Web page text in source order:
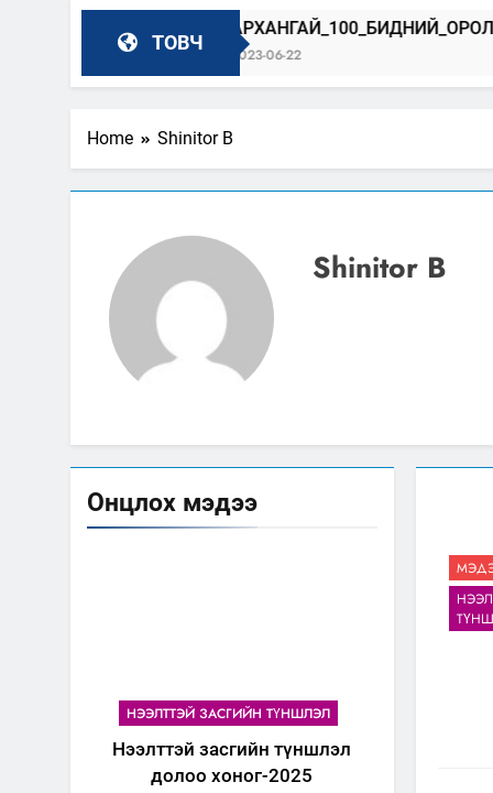
ТОВЧ
АРХАНГАЙ_100_БИДНИЙ_ОРОЛЦОО
2023-06-22
Home Shinitor B
Shinitor B
Онцлох мэдээ
НЭЭЛТТЭЙ ЗАСГИЙН ТҮНШЛЭЛ
Нээлттэй засгийн түншлэл
долоо хоног-2025